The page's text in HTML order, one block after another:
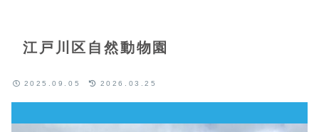
江戸川区自然動物園
2025.09.05 2026.03.25